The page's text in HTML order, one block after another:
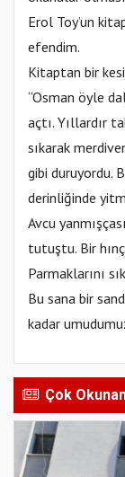
Erol Toy’un
efendim.
Kitaptan bir
‘’Osman öyle
açtı. Yıllardır
sıkarak
gibi duruyordu.
derinliğinde
Avcu
tutuştu. Bir
Parmaklarını
Bu sana bir
kadar
Çok